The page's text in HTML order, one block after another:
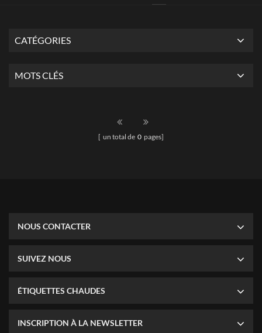
CATÉGORIES
MOTS CLÉS
[ un total de 0 pages]
NOUS CONTACTER
SUIVEZ NOUS
ÉTIQUETTES CHAUDES
INSCRIPTION À LA NEWSLETTER